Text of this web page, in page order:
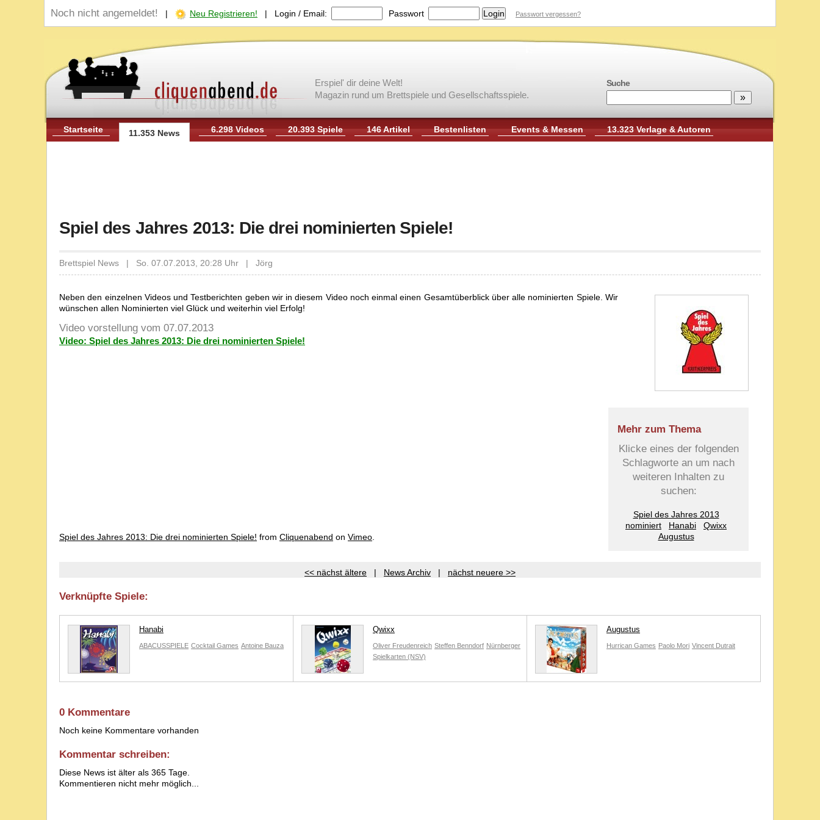
Noch nicht angemeldet! | Neu Registrieren! | Login / Email: Passwort Passwort vergessen?
Suche
Erspiel' dir deine Welt!
Magazin rund um Brettspiele und Gesellschaftsspiele.
Startseite 11.353 News 6.298 Videos 20.393 Spiele 146 Artikel Bestenlisten Events & Messen 13.323 Verlage & Autoren
Spiel des Jahres 2013: Die drei nominierten Spiele!
Brettspiel News | So. 07.07.2013, 20:28 Uhr | Jörg
Mehr zum Thema
Klicke eines der folgenden
Schlagworte an um nach
weiteren Inhalten zu
suchen:
Spiel des Jahres 2013
nominiert
Hanabi
Qwixx
Augustus
Neben den einzelnen Videos und Testberichten geben wir in diesem Video noch einmal einen Gesamtüberblick über alle nominierten Spiele. Wir
wünschen allen Nominierten viel Glück und weiterhin viel Erfolg!
Video vorstellung vom 07.07.2013
Video: Spiel des Jahres 2013: Die drei nominierten Spiele!
Spiel des Jahres 2013: Die drei nominierten Spiele! from Cliquenabend on Vimeo
<< nächst ältere | News Archiv | nächst neuere >>
Verknüpfte Spiele:
Hanabi
ABACUSSPIELE Cocktail Games Antoine Bauza
Qwixx
Oliver Freudenreich Steffen Benndorf Nürnberger
Spielkarten (NSV)
Augustus
Hurrican Games Paolo Mori Vincent Dutrait
0 Kommentare
Noch keine Kommentare vorhanden
Kommentar schreiben:
Diese News ist älter als 365 Tage.
Kommentieren nicht mehr möglich...